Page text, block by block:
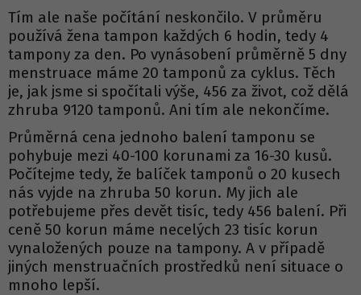
Tím ale naše počítání neskončilo. V průměru
používá žena tampon každých 6 hodin, tedy 4
tampony za den. Po vynásobení průměrně 5 dny
menstruace máme 20 tamponů za cyklus. Těch
je, jak jsme si spočítali výše, 456 za život, což dělá
zhruba 9120 tamponů. Ani tím ale nekončíme.
Průměrná cena jednoho balení tamponu se
pohybuje mezi 40-100 korunami za 16-30 kusů.
Počítejme tedy, že balíček tamponů o 20 kusech
nás vyjde na zhruba 50 korun. My jich ale
potřebujeme přes devět tisíc, tedy 456 balení. Při
ceně 50 korun máme necelých 23 tisíc korun
vynaložených pouze na tampony. A v případě
jiných menstruačních prostředků není situace o
mnoho lepší.